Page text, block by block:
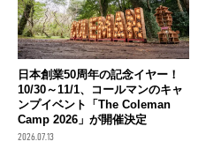
日本創業50周年の記念イヤー！
10/30～11/1、コールマンのキャ
ンプイベント「The Coleman
Camp 2026」が開催決定
2026.07.13